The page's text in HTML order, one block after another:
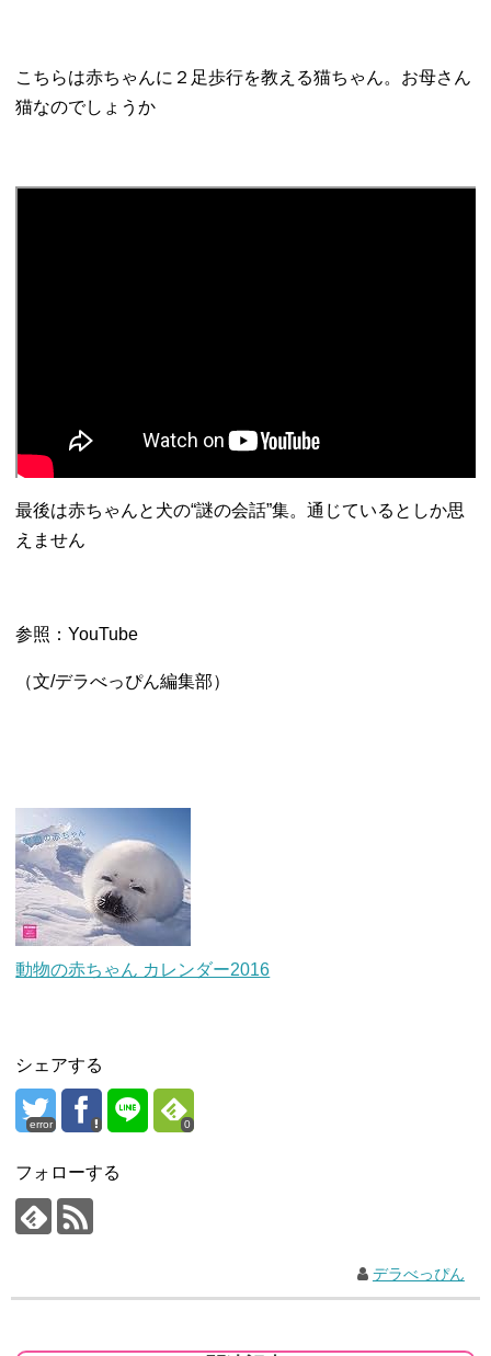
こちらは赤ちゃんに２足歩行を教える猫ちゃん。お母さん
猫なのでしょうか
最後は赤ちゃんと犬の“謎の会話”集。通じているとしか思
えません
参照：YouTube
（文/デラべっぴん編集部）
動物の赤ちゃん カレンダー2016
シェアする
error 0
フォローする
デラべっぴん